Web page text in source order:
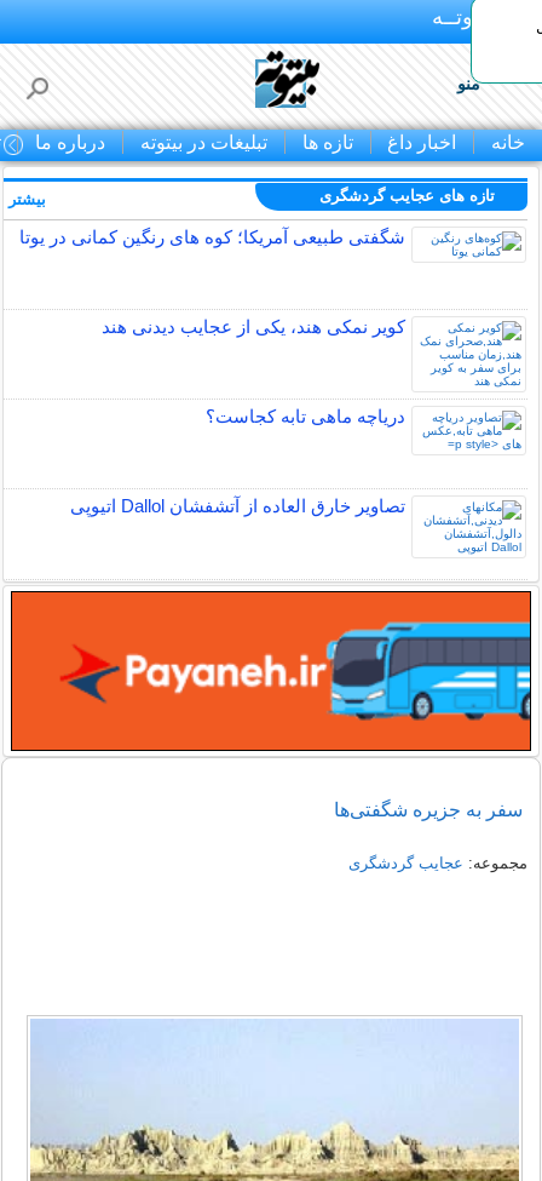
بـیتوتــه
منو
خانه اخبار داغ تازه ها تبلیغات در بیتوته درباره ما
تازه های عجایب گردشگری
شگفتی طبیعی آمریکا؛ کوه های رنگین کمانی در یوتا
کویر نمکی هند، یکی از عجایب دیدنی هند
دریاچه ماهی تابه کجاست؟
تصاویر خارق العاده از آتشفشان Dallol اتیوپی
بیشتر
سفر به جزیره شگفتی‌ها
مجموعه: عجایب گردشگری